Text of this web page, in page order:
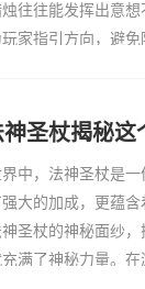
往往能发挥出意
家指引方向，避
圣杖揭秘这
中，法神圣杖是
大的加成，更蕴
圣杖的神秘面纱
满了神秘力量。